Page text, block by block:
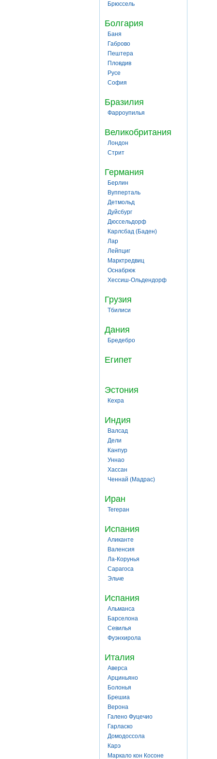
Брюссель
Болгария
Баня
Габрово
Пештера
Пловдив
Русе
София
Бразилия
Фарроупилья
Великобритания
Лондон
Стрит
Германия
Берлин
Вупперталь
Детмольд
Дуйсбург
Дюссельдорф
Карлсбад (Баден)
Лар
Лейпциг
Марктредвиц
Оснабрюк
Хессиш-Ольдендорф
Грузия
Тбилиси
Дания
Бредебро
Египет
Эстония
Кехра
Индия
Валсад
Дели
Канпур
Уннао
Хассан
Ченнай (Мадрас)
Иран
Тегеран
Испания
Аликанте
Валенсия
Ла-Корунья
Сарагоса
Эльче
Испания
Альманса
Барселона
Севилья
Фуэнхирола
Италия
Аверса
Арциньяно
Болонья
Брешиа
Верона
Галено Фуцечио
Гарласко
Домодоссола
Карэ
Маркало кон Косоне